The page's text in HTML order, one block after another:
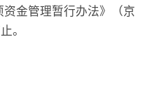
资金管理暂行办法》（京
。